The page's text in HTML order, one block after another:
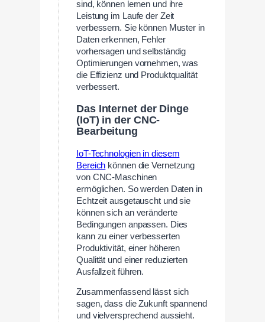
sind, können lernen und ihre
Leistung im Laufe der Zeit
verbessern. Sie können Muster in
Daten erkennen, Fehler
vorhersagen und selbständig
Optimierungen vornehmen, was
die Effizienz und Produktqualität
verbessert.
Das Internet der Dinge
(IoT) in der CNC-
Bearbeitung
IoT-Technologien in diesem
Bereich können die Vernetzung
von CNC-Maschinen
ermöglichen. So werden Daten in
Echtzeit ausgetauscht und sie
können sich an veränderte
Bedingungen anpassen. Dies
kann zu einer verbesserten
Produktivität, einer höheren
Qualität und einer reduzierten
Ausfallzeit führen.
Zusammenfassend lässt sich
sagen, dass die Zukunft spannend
und vielversprechend aussieht.